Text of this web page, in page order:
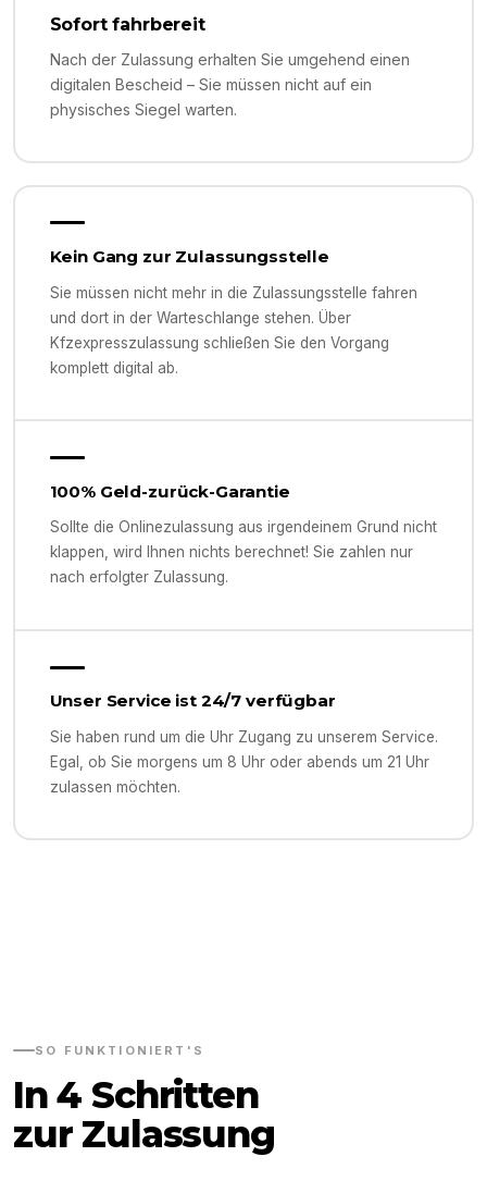
Sofort fahrbereit
Nach der Zulassung erhalten Sie umgehend einen
digitalen Bescheid – Sie müssen nicht auf ein
physisches Siegel warten.
Kein Gang zur Zulassungsstelle
Sie müssen nicht mehr in die Zulassungsstelle fahren
und dort in der Warteschlange stehen. Über
Kfzexpresszulassung schließen Sie den Vorgang
komplett digital ab.
100% Geld-zurück-Garantie
Sollte die Onlinezulassung aus irgendeinem Grund nicht
klappen, wird Ihnen nichts berechnet! Sie zahlen nur
nach erfolgter Zulassung.
Unser Service ist 24/7 verfügbar
Sie haben rund um die Uhr Zugang zu unserem Service.
Egal, ob Sie morgens um 8 Uhr oder abends um 21 Uhr
zulassen möchten.
SO FUNKTIONIERT'S
In 4 Schritten
zur Zulassung